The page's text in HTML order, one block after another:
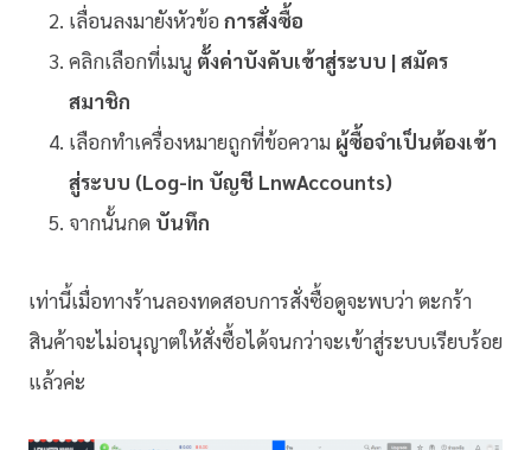
เลื่อนลงมายังหัวข้อ การสั่งซื้อ
คลิกเลือกที่เมนู ตั้งค่าบังคับเข้าสู่ระบบ | สมัคร
สมาชิก
เลือกทำเครื่องหมายถูกที่ข้อความ ผู้ซื้อจำเป็นต้องเข้า
สู่ระบบ (Log-in บัญชี LnwAccounts)
จากนั้นกด บันทึก
เท่านี้เมื่อทางร้านลองทดสอบการสั่งซื้อดูจะพบว่า ตะกร้า
สินค้าจะไม่อนุญาตให้สั่งซื้อได้จนกว่าจะเข้าสู่ระบบเรียบร้อย
แล้วค่ะ